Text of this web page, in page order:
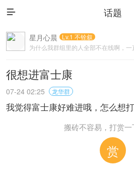
 话题
星月心晨 Lv.1 不铨叙
为什么我群组里的人全部不在线啊，一
很想进富士康
07-24 02:25 龙华群
我觉得富士康好难进哦，怎么想
搬砖不容易，打赏
赏